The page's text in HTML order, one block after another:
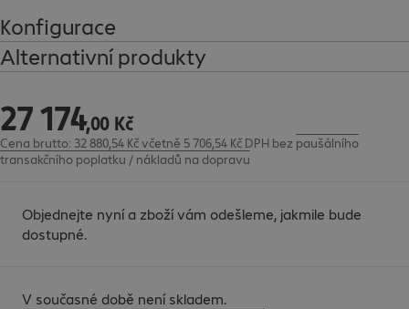
Konfigurace
Alternativní produkty
27174,00 Kč
27 174,00 Kč
Cena brutto: 32 880,54 Kč včetně 5 706,54 Kč DPH bez paušálního
transakčního poplatku / nákladů na dopravu
Objednejte nyní a zboží vám odešleme, jakmile bude
dostupné.
V současné době není skladem.